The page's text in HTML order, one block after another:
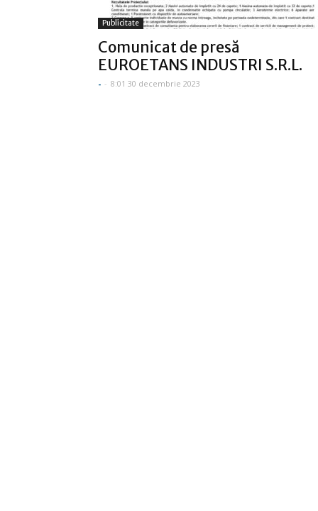
Publicitate
Comunicat de presă
EUROETANS INDUSTRI S.R.L.
- - 8:01 30 decembrie 2023